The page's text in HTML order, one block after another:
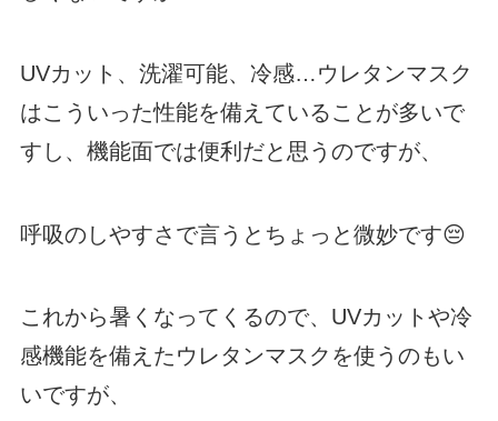
UVカット、洗濯可能、冷感…ウレタンマスク
はこういった性能を備えていることが多いで
すし、機能面では便利だと思うのですが、
呼吸のしやすさで言うとちょっと微妙です😔
これから暑くなってくるので、UVカットや冷
感機能を備えたウレタンマスクを使うのもい
いですが、